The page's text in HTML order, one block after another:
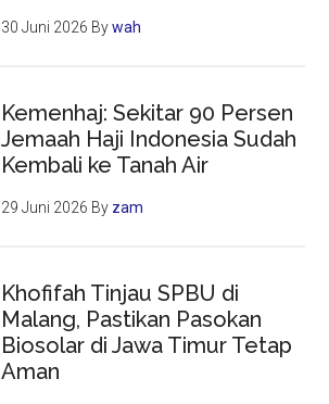
30 Juni 2026 Bywah
Kemenhaj: Sekitar 90 Persen
Jemaah Haji Indonesia Sudah
Kembali ke Tanah Air
29 Juni 2026 By zam
Khofifah Tinjau SPBU di
Malang, Pastikan Pasokan
Biosolar di Jawa Timur Tetap
Aman